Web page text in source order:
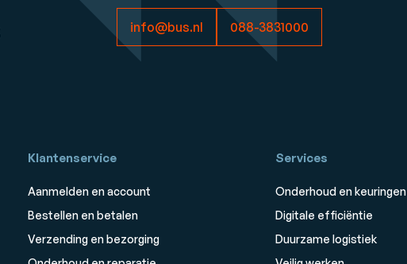
info@bus.nl 088-3831000
Klantenservice
Aanmelden en account
Bestellen en betalen
Verzending en bezorging
Services
Onderhoud en keuringen
Digitale efficiëntie
Duurzame logistiek